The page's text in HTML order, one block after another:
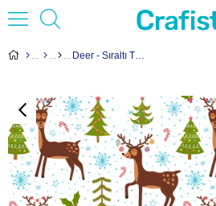
Deer - Sıraltı Transfer Kağıdı 52x39cm